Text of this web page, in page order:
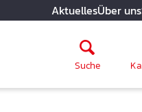
AktuellesÜber uns
Suche